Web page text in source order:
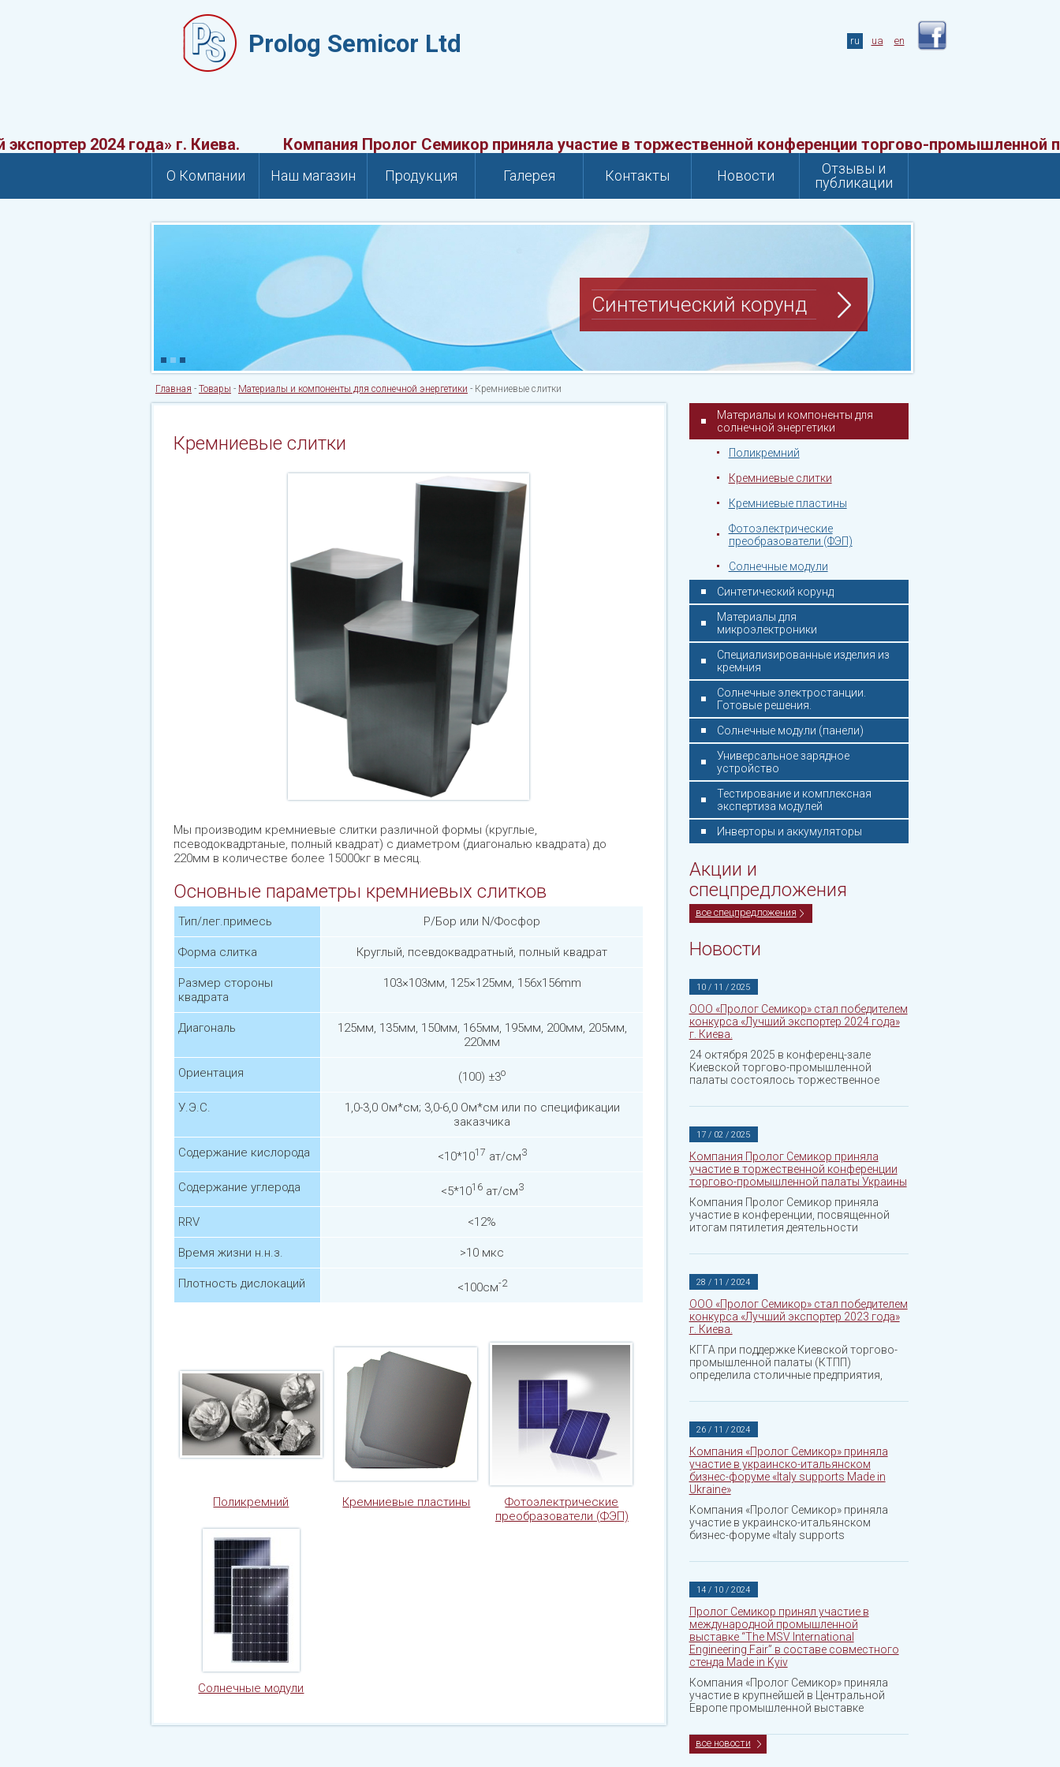
Prolog Semicor Ltd ru ua en
2024 года» г. Киева. Компания Пролог Семикор приняла участие в торжественной конференции торгово-промышленной
О Компании Наш магазин Продукция Галерея Контакты Новости
Отзывы и
публикации
Солнечная энергетика
системы и комплектующие
Главная - Товары - Материалы и компоненты для солнечной энергетики - Кремниевые слитки
Кремниевые слитки
Мы производим кремниевые слитки различной формы (круглые,
псеводоквадртаные, полный квадрат) с диаметром (диагональю квадрата) до
220мм в количестве более 15000кг в месяц.
Основные параметры кремниевых слитков
Тип/лег.примесь P/Бор или N/Фосфор
Форма слитка Круглый, псевдоквадратный, полный квадрат
Размер стороны
квадрата
103×103мм, 125×125мм, 156x156mm
Диагональ
125мм, 135мм, 150мм, 165мм, 195мм, 200мм, 205мм,
220мм
Ориентация (100) ±3о
У.Э.С.
1,0-3,0 Ом*см; 3,0-6,0 Ом*см или по спецификации
заказчика
Содержание кислорода <10*1017 ат/cм3
Содержание углерода <5*1016 ат/cм3
RRV <12%
Время жизни н.н.з. >10 мкс
Плотность дислокаций <100cм-2
Поликремний Кремниевые пластины
Фотоэлектрические
преобразователи (ФЭП)
Солнечные модули
Материалы и компоненты для
солнечной энергетики
Поликремний
Кремниевые слитки
Кремниевые пластины
Фотоэлектрические
преобразователи (ФЭП)
Солнечные модули
Синтетический корунд
Материалы для
микроэлектроники
Специализированные изделия из
кремния
Солнечные электростанции.
Готовые решения.
Солнечные модули (панели)
Универсальное зарядное
устройство
Тестирование и комплексная
экспертиза модулей
Инверторы и аккумуляторы
Акции и
спецпредложения
все спецпредложения
Новости
10 / 11 / 2025
ООО «Пролог Семикор» стал победителем
конкурса «Лучший экспортер 2024 года»
г. Киева.
24 октября 2025 в конференц-зале
Киевской торгово-промышленной
палаты состоялось торжественное
17 / 02 / 2025
Компания Пролог Семикор приняла
участие в торжественной конференции
торгово-промышленной палаты Украины
Компания Пролог Семикор приняла
участие в конференции, посвященной
итогам пятилетия деятельности
28 / 11 / 2024
ООО «Пролог Семикор» стал победителем
конкурса «Лучший экспортер 2023 года»
г. Киева.
КГГА при поддержке Киевской торгово-
промышленной палаты (КТПП)
определила столичные предприятия,
26 / 11 / 2024
Компания «Пролог Семикор» приняла
участие в украинско-итальянском
бизнес-форуме «Italy supports Made in
Ukraine»
Компания «Пролог Семикор» приняла
участие в украинско-итальянском
бизнес-форуме «Italy supports
14 / 10 / 2024
Пролог Семикор принял участие в
международной промышленной
выставке “The MSV International
Engineering Fair” в составе совместного
стенда Made in Kyiv
Компания «Пролог Семикор» приняла
участие в крупнейшей в Центральной
Европе промышленной выставке
все новости